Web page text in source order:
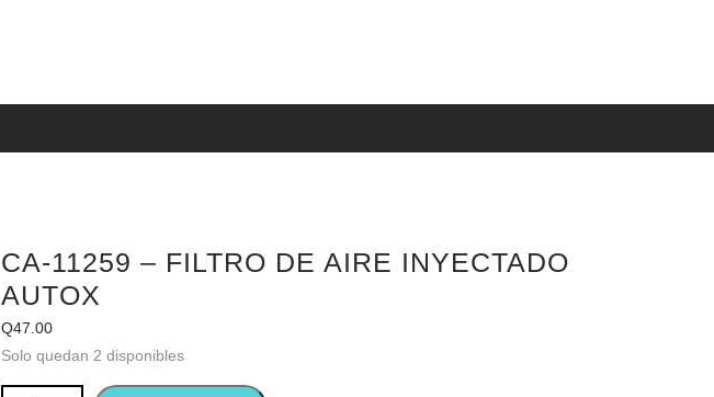
CA-11259 – FILTRO DE AIRE INYECTADO
AUTOX
Q47.00
Solo quedan 2 disponibles